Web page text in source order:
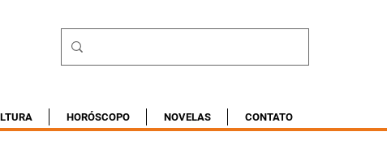
HORÓSCOPO NOVELAS CONTATO